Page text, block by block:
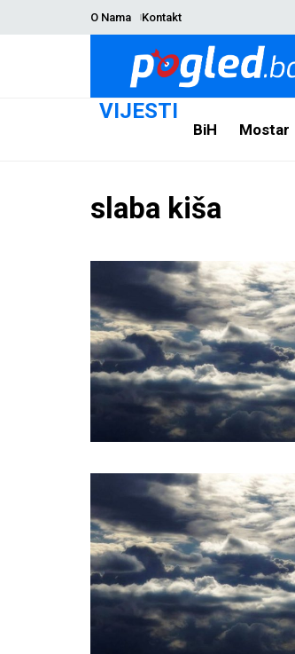
O Nama Kontakt
VIJESTI
BiH Mostar
slaba kiša